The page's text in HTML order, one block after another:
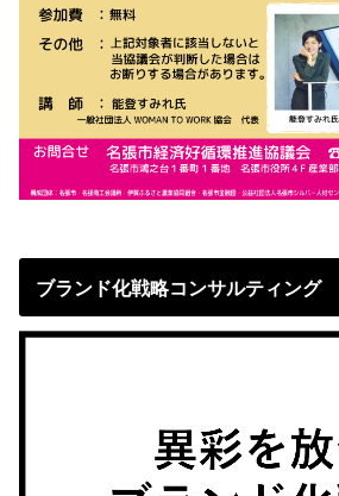
ブランド化戦略コンサルティング